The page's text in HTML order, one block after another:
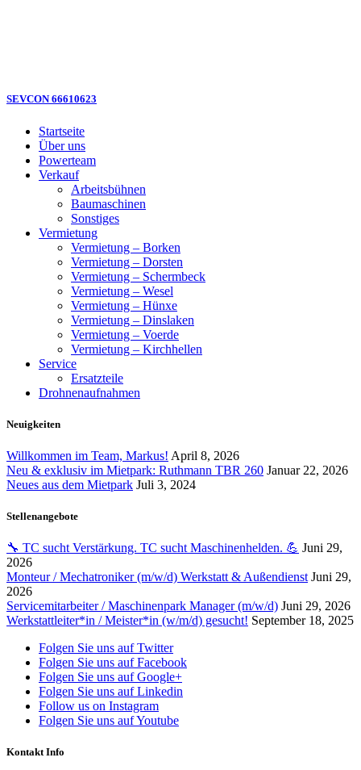
SEVCON 66610623
Startseite
Über uns
Powerteam
Verkauf
Arbeitsbühnen
Baumaschinen
Sonstiges
Vermietung
Vermietung – Borken
Vermietung – Dorsten
Vermietung – Schermbeck
Vermietung – Wesel
Vermietung – Hünxe
Vermietung – Dinslaken
Vermietung – Voerde
Vermietung – Kirchhellen
Service
Ersatzteile
Drohnenaufnahmen
Neuigkeiten
Willkommen im Team, Markus! April 8, 2026
Neu & exklusiv im Mietpark: Ruthmann TBR 260 Januar 22, 2026
Neues aus dem Mietpark Juli 3, 2024
Stellenangebote
🔧 TC sucht Verstärkung. TC sucht Maschinenhelden. 💪 Juni 29,
2026
Monteur / Mechatroniker (m/w/d) Werkstatt & Außendienst Juni 29,
2026
Servicemitarbeiter / Maschinenpark Manager (m/w/d) Juni 29, 2026
Werkstattleiter*in / Meister*in (w/m/d) gesucht! September 18, 2025
Folgen Sie uns auf Twitter
Folgen Sie uns auf Facebook
Folgen Sie uns auf Google+
Folgen Sie uns auf Linkedin
Follow us on Instagram
Folgen Sie uns auf Youtube
Kontakt Info